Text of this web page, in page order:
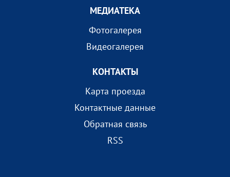
МEДИАТEКА
Фотогалерея
Видеогалерея
КОНТАКТЫ
Карта проезда
Контактные данные
Обратная связь
RSS